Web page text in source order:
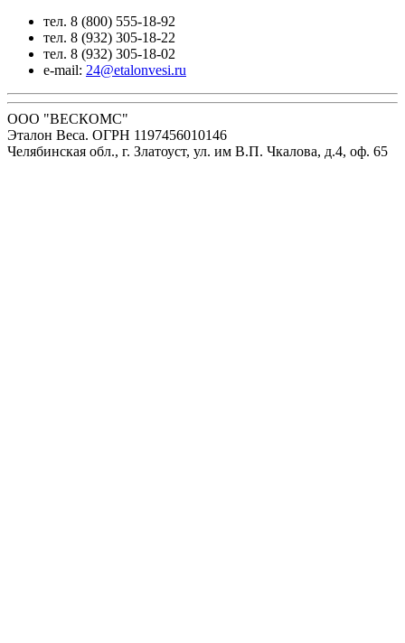
тел. 8 (800) 555-18-92
тел. 8 (932) 305-18-22
тел. 8 (932) 305-18-02
e-mail: 24@etalonvesi.ru
ООО "ВЕСКОМС"
Эталон Веса. ОГРН 1197456010146
Челябинская обл., г. Златоуст, ул. им В.П. Чкалова, д.4, оф. 65